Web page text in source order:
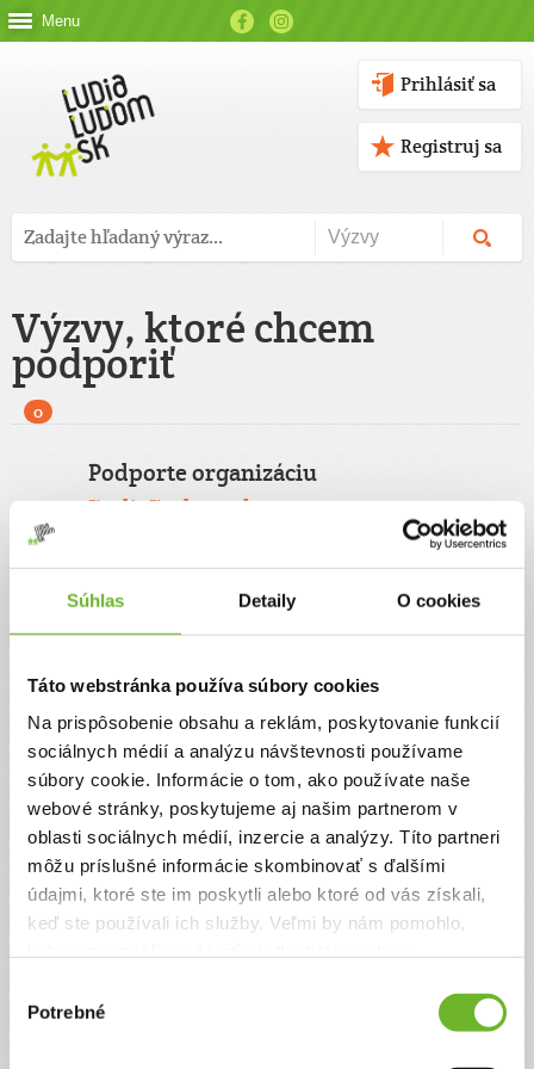
Súhlas Detaily O cookies
Táto webstránka používa súbory cookies
Na prispôsobenie obsahu a reklám, poskytovanie funkcií
sociálnych médií a analýzu návštevnosti používame
súbory cookie. Informácie o tom, ako používate naše
webové stránky, poskytujeme aj našim partnerom v
oblasti sociálnych médií, inzercie a analýzy. Títo partneri
môžu príslušné informácie skombinovať s ďalšími
údajmi, ktoré ste im poskytli alebo ktoré od vás získali,
keď ste používali ich služby. Veľmi by nám pomohlo,
súhlasu
Potrebné
Menu
Prihlásiť sa
Registruj sa
Výzvy, ktoré chcem
podporiť
0
Podporte organizáciu
ĽudiaĽudom.sk
Jednorazový Pravidelný
Celková suma
0 €
Zadajte svoje údaje
Už máte vytvorený svoj účet?Prihláste sa